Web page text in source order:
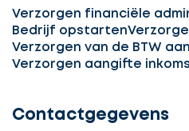
Verzorgen financiële
Bedrijf opstarten
Verzorgen van de BTW
Verzorgen aangifte
Contactgegevens
Ontvang
3